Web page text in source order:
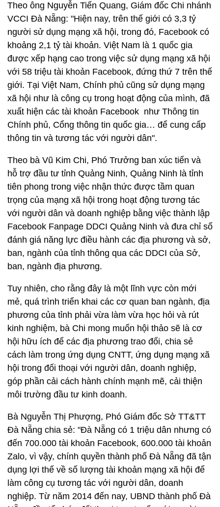
Theo ông Nguyễn Tiến Quang, Giám đốc Chi nhánh
VCCI Đà Nẵng: "Hiện nay, trên thế giới có 3,3 tỷ
người sử dụng mạng xã hội, trong đó, Facebook có
khoảng 2,1 tỷ tài khoản. Việt Nam là 1 quốc gia
được xếp hạng cao trong việc sử dụng mạng xã hội
với 58 triệu tài khoản Facebook, đứng thứ 7 trên thế
giới. Tại Việt Nam, Chính phủ cũng sử dụng mạng
xã hội như là công cụ trong hoạt động của mình, đã
xuất hiện các tài khoản Facebook như Thông tin
Chính phủ, Cổng thông tin quốc gia… để cung cấp
thông tin và tương tác với người dân".
Theo bà Vũ Kim Chi, Phó Trưởng ban xúc tiến và
hỗ trợ đầu tư tỉnh Quảng Ninh, Quảng Ninh là tỉnh
tiên phong trong việc nhận thức được tầm quan
trọng của mạng xã hội trong hoạt động tương tác
với người dân và doanh nghiệp bằng việc thành lập
Facebook Fanpage DDCI Quảng Ninh và đưa chỉ số
đánh giá năng lực điều hành các địa phương và sở,
ban, ngành của tỉnh thông qua các DDCI của Sở,
ban, ngành địa phương.
Tuy nhiên, cho rằng đây là một lĩnh vực còn mới
mẻ, quá trình triển khai các cơ quan ban ngành, địa
phương của tỉnh phải vừa làm vừa học hỏi và rút
kinh nghiệm, bà Chi mong muốn hội thảo sẽ là cơ
hội hữu ích để các địa phương trao đổi, chia sẻ
cách làm trong ứng dụng CNTT, ứng dụng mạng xã
hội trong đối thoại với người dân, doanh nghiệp,
góp phần cải cách hành chính mạnh mẽ, cải thiện
môi trường đầu tư kinh doanh.
Bà Nguyễn Thị Phượng, Phó Giám đốc Sở TT&TT
Đà Nẵng chia sẻ: "Đà Nẵng có 1 triệu dân nhưng có
đến 700.000 tài khoản Facebook, 600.000 tài khoản
Zalo, vì vậy, chính quyền thành phố Đà Nẵng đã tận
dụng lợi thế về số lượng tài khoản mạng xã hội để
làm công cụ tương tác với người dân, doanh
nghiệp. Từ năm 2014 đến nay, UBND thành phố Đà